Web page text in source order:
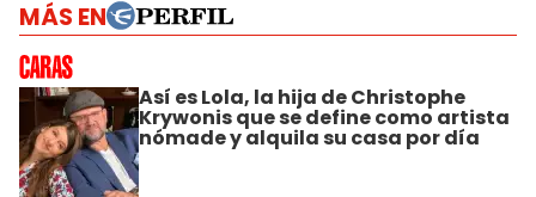
MÁS EN
Así es Lola, la hija de Christophe
Krywonis que se define como artista
nómade y alquila su casa por día